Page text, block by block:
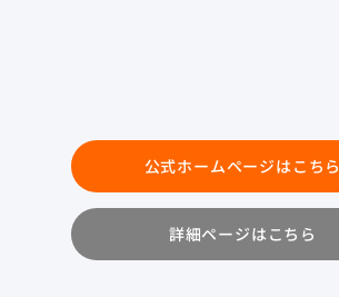
公式ホームページはこちら
詳細ページはこちら